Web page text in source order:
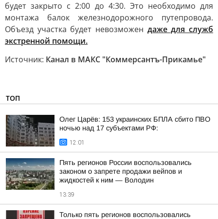
будет закрыто с 2:00 до 4:30. Это необходимо для
монтажа балок железнодорожного путепровода.
Объезд участка будет невозможен даже для служб
экстренной помощи.
Источник: Канал в МАКС "Коммерсантъ-Прикамье"
ТОП
Олег Царёв: 153 украинских БПЛА сбито ПВО
ночью над 17 субъектами РФ:
12:01
Пять регионов России воспользовались
законом о запрете продажи вейпов и
жидкостей к ним — Володин
13:39
Только пять регионов воспользовались